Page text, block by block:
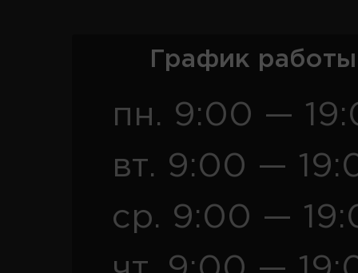
График
пн. 9:00 —
вт. 9:00 —
ср. 9:00 —